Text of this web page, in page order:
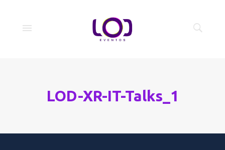
LOD-XR-IT-Talks_1